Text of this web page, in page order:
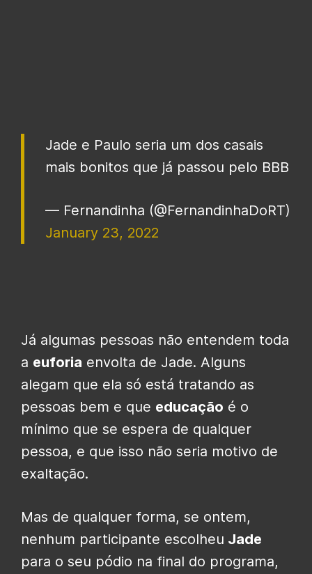
Jade e Paulo seria um dos casais
mais bonitos que já passou pelo BBB
— Fernandinha (@FernandinhaDoRT)
January 23, 2022
Já algumas pessoas não entendem toda
a euforia envolta de Jade. Alguns
alegam que ela só está tratando as
pessoas bem e que educação é o
mínimo que se espera de qualquer
pessoa, e que isso não seria motivo de
exaltação.
Mas de qualquer forma, se ontem,
nenhum participante escolheu Jade
para o seu pódio na final do programa,